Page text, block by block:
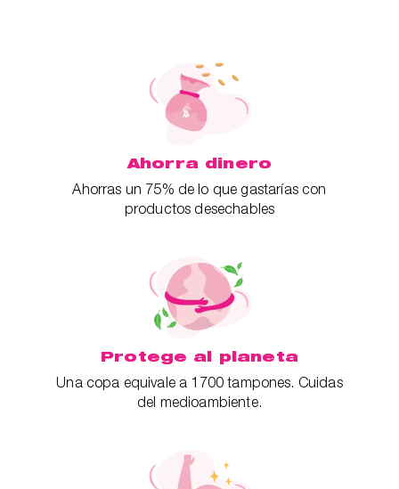
Ahorra dinero
Ahorras un 75% de lo que gastarías con
productos desechables
Protege al planeta
Una copa equivale a 1700 tampones. Cuidas
del medioambiente.